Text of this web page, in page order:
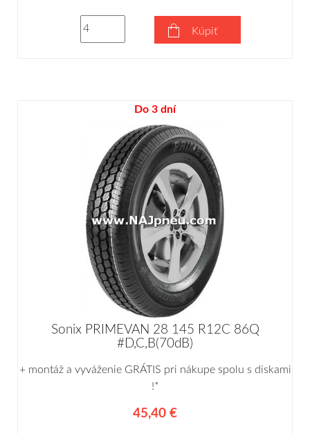
Kúpiť
Do 3 dní
Sonix PRIMEVAN 28 145 R12C 86Q
#D,C,B(70dB)
+ montáž a vyváženie GRÁTIS pri nákupe spolu s diskami
!*
45,40 €